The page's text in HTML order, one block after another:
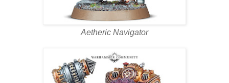
Aetheric Navigator